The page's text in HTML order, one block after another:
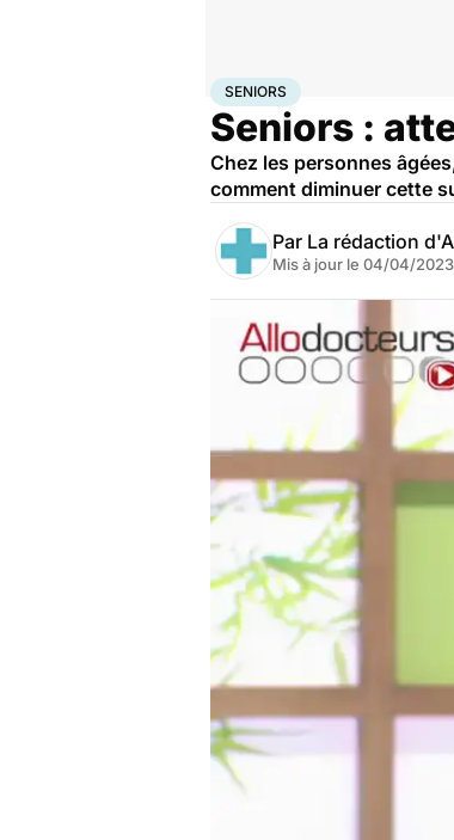
AccueilSantéMaladies
SENIORS
Seniors :
Chez les personnes
comment diminuer cette
Par La rédaction
Mis à jour le 04/04/2023